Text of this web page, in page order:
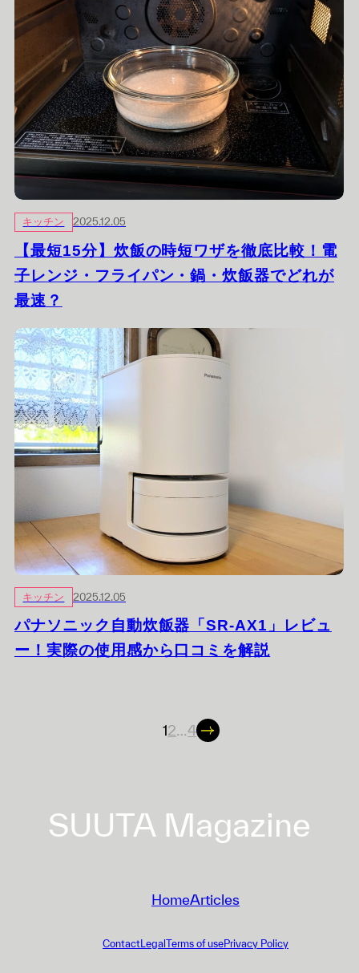
キッチン 2025.12.05
【最短15分】炊飯の時短ワザを徹底比較！電
子レンジ・フライパン・鍋・炊飯器でどれが
最速？
キッチン 2025.12.05
パナソニック自動炊飯器「SR-AX1」レビュ
ー！実際の使用感から口コミを解説
投
ビ
ゲ
ン
12…4
SUUTA Magazine
HomeArticles
ContactLegal Terms of usePrivacy Policy